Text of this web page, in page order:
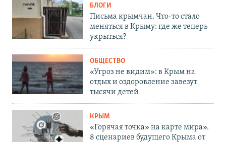
БЛОГИ
Письма крымчан. Что-то стало
меняться в Крыму: где же теперь
укрыться?
ОБЩЕСТВО
«Угроз не видим»: в Крым на
отдых и оздоровление завезут
тысячи детей
КРЫМ
«Горячая точка» на карте мира».
8 сценариев будущего Крыма от